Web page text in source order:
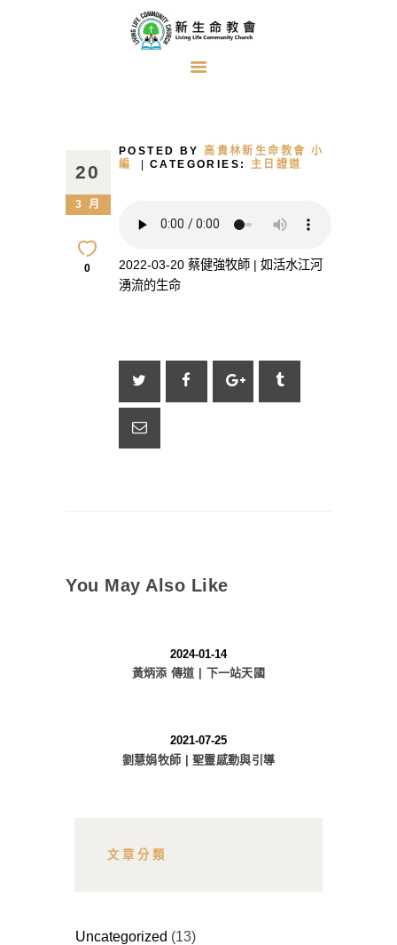
牧者的話
主日證道
浸禮見證
20
3 月
0
POSTED BY 高貴林新生命教會 小
編
CATEGORIES: 主日證道
2022-03-20 蔡健強牧師 | 如活水江河
湧流的生命
You May Also Like
2024-01-14
黃炳添 傳道 | 下一站天國
2021-07-25
劉慧娟牧師 | 聖靈感動與引導
文章分類
Uncategorized (13)